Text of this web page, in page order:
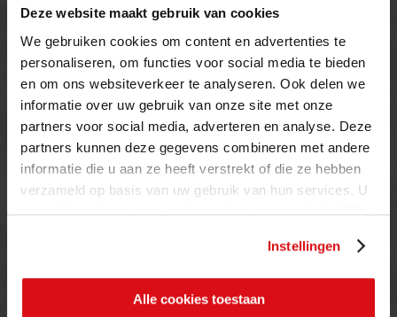
Deze website maakt gebruik van cookies
We gebruiken cookies om content en advertenties te
personaliseren, om functies voor social media te bieden
en om ons websiteverkeer te analyseren. Ook delen we
informatie over uw gebruik van onze site met onze
partners voor social media, adverteren en analyse. Deze
partners kunnen deze gegevens combineren met andere
informatie die u aan ze heeft verstrekt of die ze hebben
verzameld op basis van uw gebruik van hun services. U
gaat akkoord met onze cookies als u onze website blijft
Instellingen
Alle cookies toestaan
CONTACT
Loetino Ceramics BV
Duinweg 18
5482 VR Schijndel
Tel:+31 (0) 73 549 46 54
E-mail: info@loetino.nl
MAANDAG T/M VRIJDAG